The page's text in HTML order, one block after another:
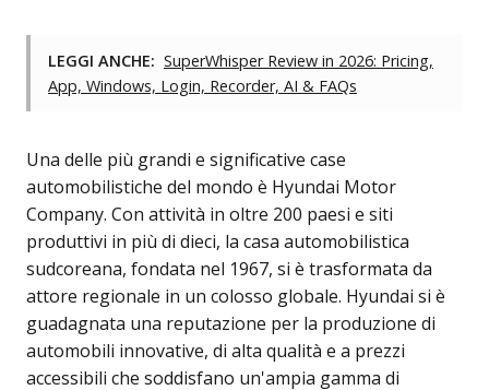
LEGGI ANCHE: SuperWhisper Review in 2026: Pricing,
App, Windows, Login, Recorder, AI & FAQs
Una delle più grandi e significative case
automobilistiche del mondo è Hyundai Motor
Company. Con attività in oltre 200 paesi e siti
produttivi in più di dieci, la casa automobilistica
sudcoreana, fondata nel 1967, si è trasformata da
attore regionale in un colosso globale. Hyundai si è
guadagnata una reputazione per la produzione di
automobili innovative, di alta qualità e a prezzi
accessibili che soddisfano un'ampia gamma di